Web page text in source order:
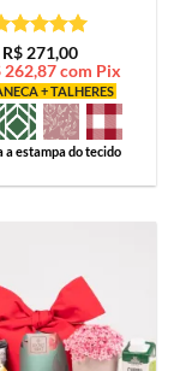
Avaliação5
5
R$271,00
262,87com Pix
+ TALHERES
a estampa do tecido